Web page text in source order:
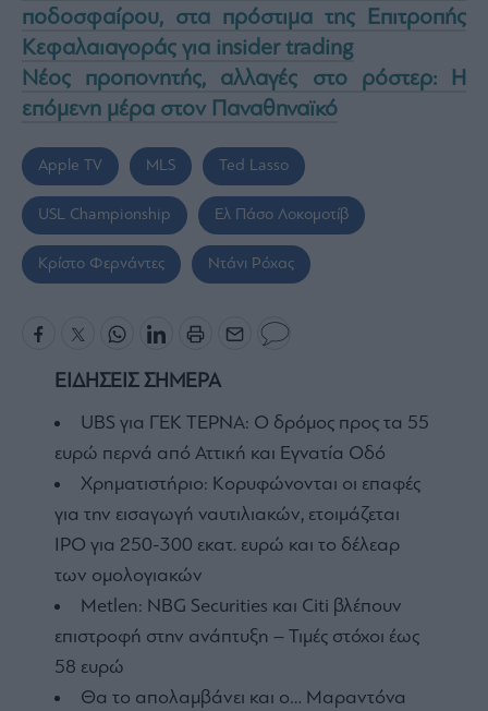
ποδοσφαίρου, στα πρόστιμα της Επιτροπής
Κεφαλαιαγοράς για insider trading
Νέος προπονητής, αλλαγές στο ρόστερ: Η
επόμενη μέρα στον Παναθηναϊκό
Apple TV MLS Ted Lasso
USL Championship Ελ Πάσο Λοκομοτίβ
Κρίστο Φερνάντες Ντάνι Ρόχας
ΕΙΔΗΣΕΙΣ ΣΗΜΕΡΑ
UBS για ΓΕΚ ΤΕΡΝΑ: Ο δρόμος προς τα 55
ευρώ περνά από Αττική και Εγνατία Οδό
Χρηματιστήριο: Κορυφώνονται οι επαφές
για την εισαγωγή ναυτιλιακών, ετοιμάζεται
IPO για 250-300 εκατ. ευρώ και το δέλεαρ
των ομολογιακών
Metlen: NBG Securities και Citi βλέπουν
επιστροφή στην ανάπτυξη – Τιμές στόχοι έως
58 ευρώ
Θα το απολαμβάνει και ο… Μαραντόνα